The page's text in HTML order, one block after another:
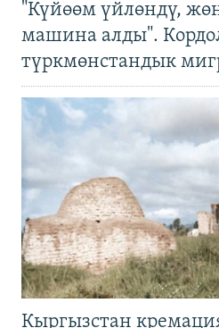
"Күйөөм үйлөндү,
машина алды".
түркмөнстандык
Кыргызстан